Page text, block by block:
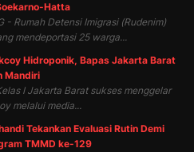
Hatta
- Rumah Detensi Imigrasi (Rudenim)
mendeportasi 25 warga...
Hidroponik, Bapas Jakarta Barat
Mandiri
I Jakarta Barat sukses menggelar
melalui media...
Tekankan Evaluasi Rutin Demi
TMMD ke-129